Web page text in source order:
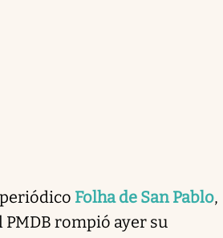
Folha de San Pablo,
rompió ayer su